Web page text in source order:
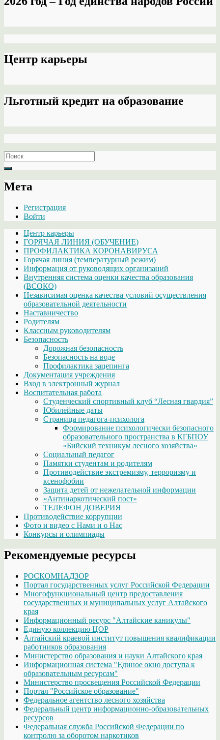
Центр карьеры
Льготный кредит на образование
Search
for:
Мета
Регистрация
Войти
Центр карьеры
ГОРЯЧАЯ ЛИНИЯ (ОБУЧЕНИЕ)
ПРОФИЛАКТИКА КОРОНАВИРУСА
Горячая линия (температурный режим)
Информация от руководящих организаций
Внутренняя система оценки качества образования
(ВСОКО)
Независимая оценка качества условий осуществления
образовательной деятельности
Наставничество
Родителям
Классным руководителям
Безопасность
Дорожная безопасность
Безопасность на воде
Профилактика зацепинга
Документация учреждения
Вход в электронный журнал
Воспитательная работа
Студенческий спортивный клуб “Лесная гвардия”
Юбилейные даты
Страница педагога-психолога
Формирование психологически безопасного
образовательного пространства в КГБПОУ
«Бийский техникум лесного хозяйства»
Социальный педагог
Памятки студентам и родителям
Противодействие экстремизму, терроризму и
ксенофобии
Защита детей от нежелательной информации
«Антинаркотический пост»
ТЕЛЕФОН ДОВЕРИЯ
Противодействие коррупции
Фото и видео с Нами и о Нас
Конкурсы и олимпиады
Рекомендуемые ресурсы
РОСКОМНАДЗОР
Портал государственных услуг Российской Федерации
Многофункциональный центр предоставления
государственных и муниципальных услуг Алтайского
края
Информационный ресурс "Алтайские каникулы"
Единую коллекцию ЦОР
Алтайский краевой институт повышения квалификации
работников образования
Министерство образования и науки Алтайского края
Информационная система "Единое окно доступа к
образовательным ресурсам"
Министерство просвещения Российской Федерации
Портал "Российское образование"
Федеральное агентство лесного хозяйства
Федеральный центр информационно-образовательных
ресурсов
Федеральная служба Российской Федерации по
контролю за оборотом наркотиков